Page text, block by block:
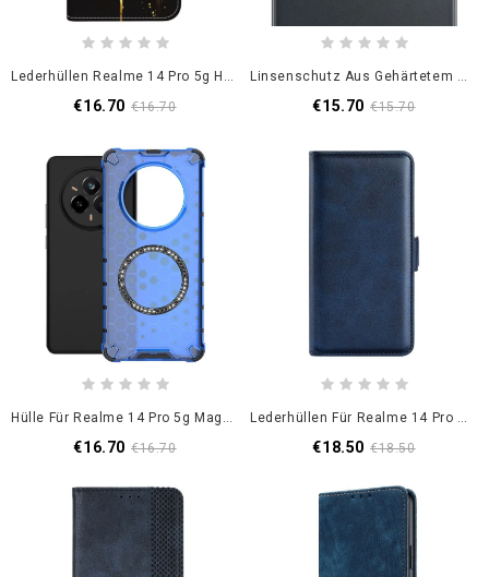
Lederhüllen Realme 14 Pro 5g Handyhülle Goldene Schmetterlinge Und Rosa
€16.70 €16.70
Linsenschutz Aus Gehärtetem Glas Für Realme 14 Pro 5g
€15.70 €15.70
Hülle Für Realme 14 Pro 5g Magsafe-Kompatibel (wabenform)
€16.70 €16.70
Lederhüllen Für Realme 14 Pro 5g Doppelverschluss
€18.50 €18.50